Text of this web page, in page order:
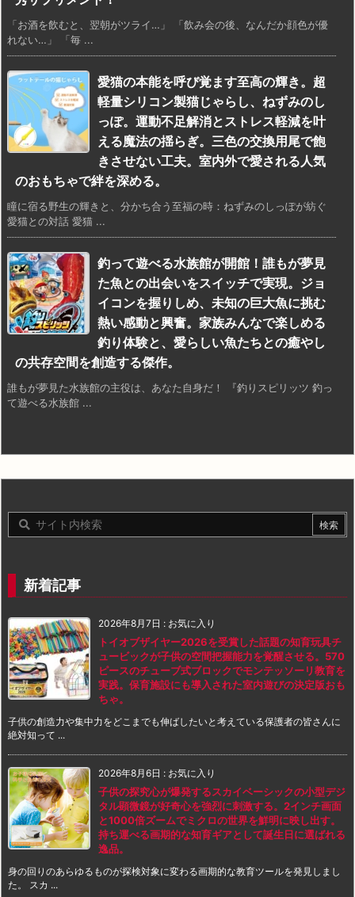
「お酒を飲むと、翌朝がツライ…」 「飲み会の後、なんだか顔色が優
れない…」 「毎 ...
愛猫の本能を呼び覚ます至高の輝き。超
軽量シリコン製猫じゃらし、ねずみのし
っぽ。運動不足解消とストレス軽減を叶
える魔法の揺らぎ。三色の交換用尾で飽
きさせない工夫。室内外で愛される人気
のおもちゃで絆を深める。
瞳に宿る野生の輝きと、分かち合う至福の時：ねずみのしっぽが紡ぐ
愛猫との対話 愛猫 ...
釣って遊べる水族館が開館！誰もが夢見
た魚との出会いをスイッチで実現。ジョ
イコンを握りしめ、未知の巨大魚に挑む
熱い感動と興奮。家族みんなで楽しめる
釣り体験と、愛らしい魚たちとの癒やし
の共存空間を創造する傑作。
誰もが夢見た水族館の主役は、あなた自身だ！ 『釣りスピリッツ 釣っ
て遊べる水族館 ...
新着記事
2026年8月7日 : お気に入り
トイオブザイヤー2026を受賞した話題の知育玩具チ
ュービックが子供の空間把握能力を覚醒させる。570
ピースのチューブ式ブロックでモンテッソーリ教育を
実践。保育施設にも導入された室内遊びの決定版おも
ちゃ。
子供の創造力や集中力をどこまでも伸ばしたいと考えている保護者の皆さんに
絶対知って ...
2026年8月6日 : お気に入り
子供の探究心が爆発するスカイベーシックの小型デジ
タル顕微鏡が好奇心を強烈に刺激する。2インチ画面
と1000倍ズームでミクロの世界を鮮明に映し出す。
持ち運べる画期的な知育ギアとして誕生日に選ばれる
逸品。
身の回りのあらゆるものが探検対象に変わる画期的な教育ツールを発見しまし
た。 スカ ...